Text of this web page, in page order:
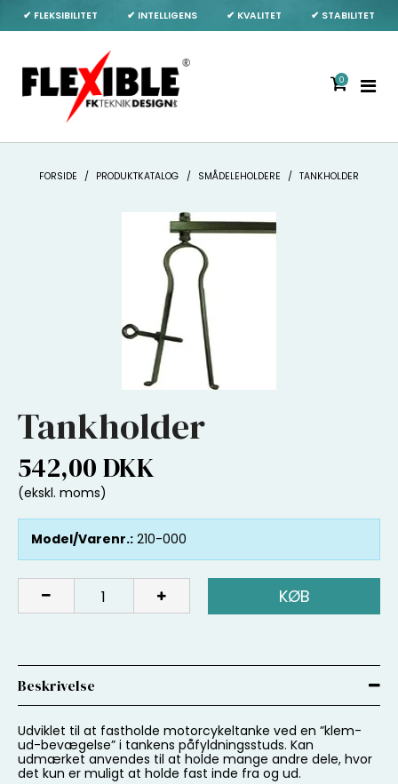
✔ FLEKSIBILITET ✔ INTELLIGENS ✔ KVALITET ✔ STABILITET
0
FORSIDE / PRODUKTKATALOG / SMÅDELEHOLDERE / TANKHOLDER
Tankholder
542,00 DKK
(ekskl. moms)
Model/Varenr.: 210-000
KØB
Beskrivelse
Udviklet til at fastholde motorcykeltanke ved en ”klem-
ud-bevægelse” i tankens påfyldningsstuds. Kan
udmærket anvendes til at holde mange andre dele, hvor
det kun er muligt at holde fast inde fra og ud.